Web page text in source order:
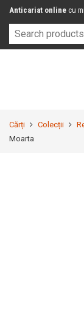
Anticariat online cu
Cărți Colecții
Moarta